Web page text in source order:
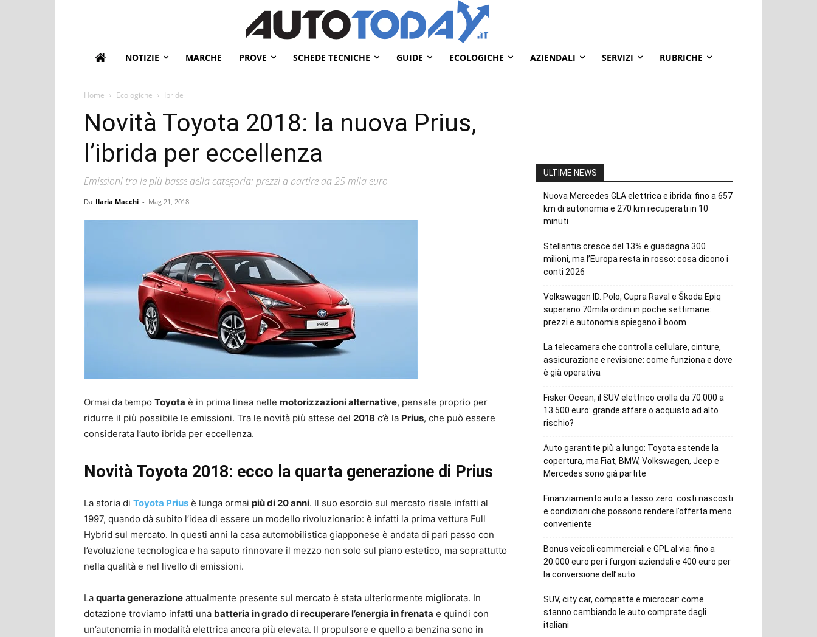
NOTIZIE MARCHE PROVE SCHEDE TECNICHE GUIDE ECOLOGICHE AZIENDALI SERVIZI RUBRICHE
Home Ecologiche Ibride
Novità Toyota 2018: la nuova Prius,
l’ibrida per eccellenza
Emissioni tra le più basse della categoria: prezzi a partire da 25 mila euro
Da Ilaria Macchi - Mag 21, 2018
Ormai da tempo Toyota è in prima linea nelle motorizzazioni alternative, pensate proprio per
ridurre il più possibile le emissioni. Tra le novità più attese del 2018 c’è la Prius, che può essere
considerata l’auto ibrida per eccellenza.
Novità Toyota 2018: ecco la quarta generazione di Prius
La storia di Toyota Prius è lunga ormai più di 20 anni. Il suo esordio sul mercato risale infatti al
1997, quando dà subito l’idea di essere un modello rivoluzionario: è infatti la prima vettura Full
Hybrid sul mercato. In questi anni la casa automobilistica giapponese è andata di pari passo con
l’evoluzione tecnologica e ha saputo rinnovare il mezzo non solo sul piano estetico, ma soprattutto
nella qualità e nel livello di emissioni.
La quarta generazione attualmente presente sul mercato è stata ulteriormente migliorata. In
dotazione troviamo infatti una batteria in grado di recuperare l’energia in frenata e quindi con
un’autonomia in modalità elettrica ancora più elevata. Il propulsore e quello a benzina sono in
ULTIME NEWS
Nuova Mercedes GLA elettrica e ibrida: fino a 657
km di autonomia e 270 km recuperati in 10
minuti
Stellantis cresce del 13% e guadagna 300
milioni, ma l’Europa resta in rosso: cosa dicono i
conti 2026
Volkswagen ID. Polo, Cupra Raval e Škoda Epiq
superano 70mila ordini in poche settimane:
prezzi e autonomia spiegano il boom
La telecamera che controlla cellulare, cinture,
assicurazione e revisione: come funziona e dove
è già operativa
Fisker Ocean, il SUV elettrico crolla da 70.000 a
13.500 euro: grande affare o acquisto ad alto
rischio?
Auto garantite più a lungo: Toyota estende la
copertura, ma Fiat, BMW, Volkswagen, Jeep e
Mercedes sono già partite
Finanziamento auto a tasso zero: costi nascosti
e condizioni che possono rendere l’offerta meno
conveniente
Bonus veicoli commerciali e GPL al via: fino a
20.000 euro per i furgoni aziendali e 400 euro per
la conversione dell’auto
SUV, city car, compatte e microcar: come
stanno cambiando le auto comprate dagli
italiani